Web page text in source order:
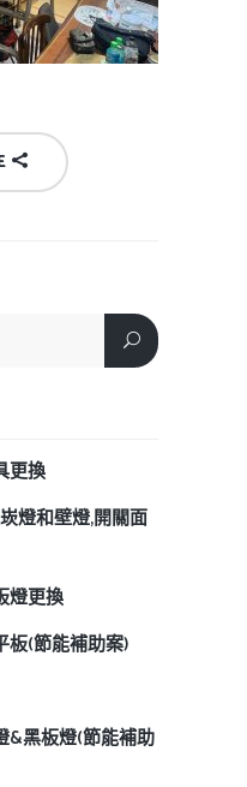
更換
燈和壁燈,開關面
燈更換
板(節能補助案)
&黑板燈(節能補助